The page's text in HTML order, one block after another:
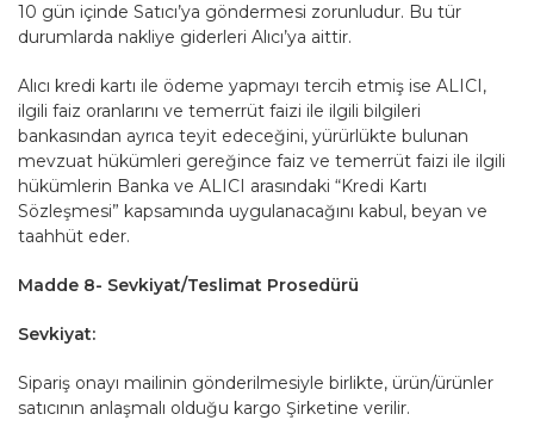
10 gün içinde Satıcı’ya göndermesi zorunludur. Bu tür
durumlarda nakliye giderleri Alıcı’ya aittir.
Alıcı kredi kartı ile ödeme yapmayı tercih etmiş ise ALICI,
ilgili faiz oranlarını ve temerrüt faizi ile ilgili bilgileri
bankasından ayrıca teyit edeceğini, yürürlükte bulunan
mevzuat hükümleri gereğince faiz ve temerrüt faizi ile ilgili
hükümlerin Banka ve ALICI arasındaki “Kredi Kartı
Sözleşmesi” kapsamında uygulanacağını kabul, beyan ve
taahhüt eder.
Madde 8- Sevkiyat/Teslimat Prosedürü
Sevkiyat:
Sipariş onayı mailinin gönderilmesiyle birlikte, ürün/ürünler
satıcının anlaşmalı olduğu kargo Şirketine verilir.